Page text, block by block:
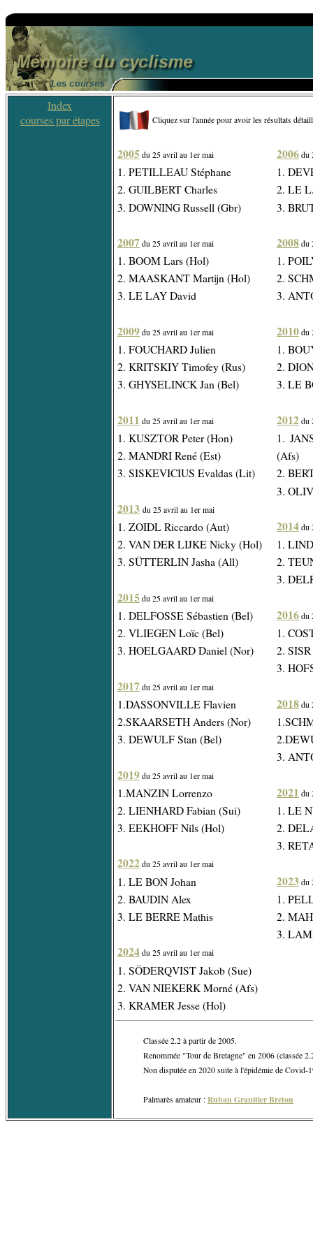
Index
courses par étapes
Cliquez sur l'année pour avoir les résultats
2005 du 25 avril au 1er mai
1. PETILLEAU Stéphane
2. GUILBERT Charles
3. DOWNING Russell (Gbr)
2007 du 25 avril au 1er mai
1. BOOM Lars (Hol)
2. MAASKANT Martijn (Hol)
3. LE LAY David
2009 du 25 avril au 1er mai
1. FOUCHARD Julien
2. KRITSKIY Timofey (Rus)
3. GHYSELINCK Jan (Bel)
2011 du 25 avril au 1er mai
1. KUSZTOR Peter (Hon)
2. MANDRI René (Est)
3. SISKEVICIUS Evaldas (Lit)
2013 du 25 avril au 1er mai
1. ZOIDL Riccardo (Aut)
2. VAN DER LIJKE Nicky (Hol)
3. SÜTTERLIN Jasha (All)
2015 du 25 avril au 1er mai
1. DELFOSSE Sébastien (Bel)
2. VLIEGEN Loïc (Bel)
3. HOELGAARD Daniel (Nor)
2017 du 25 avril au 1er mai
1.DASSONVILLE Flavien
2.SKAARSETH Anders (Nor)
3. DEWULF Stan (Bel)
2019 du 25 avril au 1er mai
1.MANZIN Lorrenzo
2. LIENHARD Fabian (Sui)
3. EEKHOFF Nils (Hol)
2022 du 25 avril au 1er mai
1. LE BON Johan
2. BAUDIN Alex
3. LE BERRE Mathis
2024 du 25 avril au 1er mai
1. SÖDERQVIST Jakob (Sue)
2. VAN NIEKERK Morné (Afs)
3. KRAMER Jesse (Hol)
2006 du
1.
2. LE
3.
2008 du
1.
2.
3.
2010 du
1.
2.
3. LE
2012 du
1.
(Afs)
2.
3.
2014 du
1.
2.
3.
2016 du
1.
2.
3.
2018 du
3.
2021 du
1. LE
2.
3.
2023 du
1.
2.
3.
Classée 2.2 à partir de 2005.
Renommée "Tour de Bretagne" en 2006 (classée
Non disputée en 2020 suite à l'épidémie de Covid-
Palmarès amateur : Ruban Granitier Breton